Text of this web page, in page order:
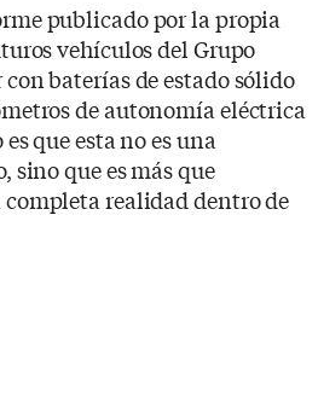
publicado por la propia
vehículos del Grupo
baterías de estado sólido
de autonomía eléctrica
que esta no es una
sino que es más que
completa realidad dentro de